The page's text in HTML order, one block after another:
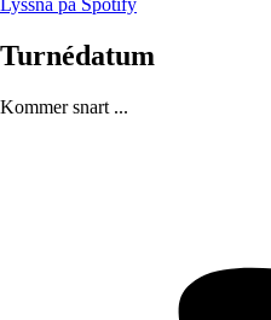
Lyssna på Spotify
Turnédatum
Kommer snart ...